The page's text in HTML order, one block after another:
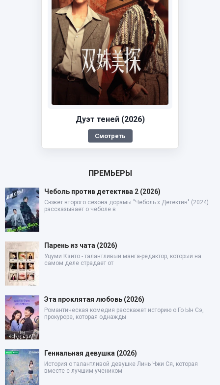
Дуэт теней (2026)
Смотреть
ПРЕМЬЕРЫ
Чеболь против детектива 2 (2026)
Сюжет второго сезона дорамы "Чеболь x Детектив" (2024)
рассказывает о чеболе в
Парень из чата (2026)
Уцуми Кэйто - талантливый манга-редактор, который на
самом деле страдает от
Эта проклятая любовь (2026)
Романтическая комедия расскажет историю о Го Ын Сэ,
прокуроре, которая однажды
Гениальная девушка (2026)
История о талантливой девушке Линь Чжи Ся, которая
вместе с лучшим учеником